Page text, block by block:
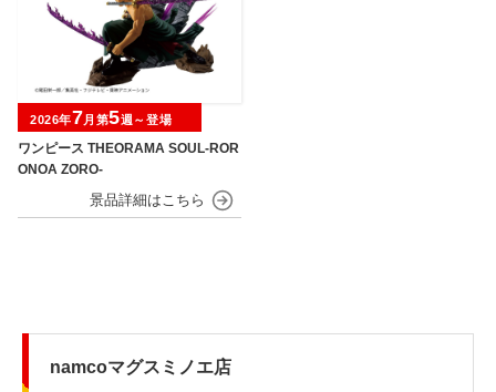
ワンピース THEORAMA SOUL-ROR
ONOA ZORO-
2026年7月第5週～登場
namcoマグスミノエ店